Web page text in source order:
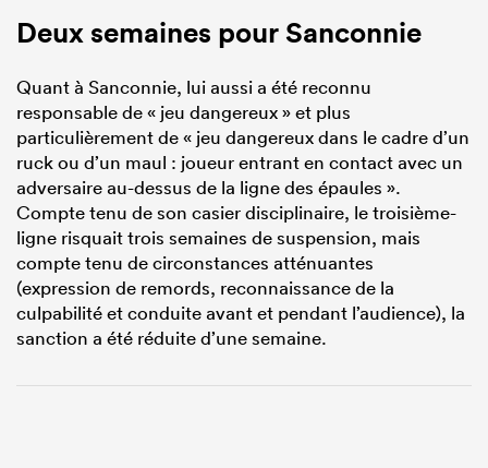
Deux semaines pour Sanconnie
Quant à Sanconnie, lui aussi a été reconnu
responsable de « jeu dangereux » et plus
particulièrement de « jeu dangereux dans le cadre d’un
ruck ou d’un maul : joueur entrant en contact avec un
adversaire au-dessus de la ligne des épaules ».
Compte tenu de son casier disciplinaire, le troisième-
ligne risquait trois semaines de suspension, mais
compte tenu de circonstances atténuantes
(expression de remords, reconnaissance de la
culpabilité et conduite avant et pendant l’audience), la
sanction a été réduite d’une semaine.